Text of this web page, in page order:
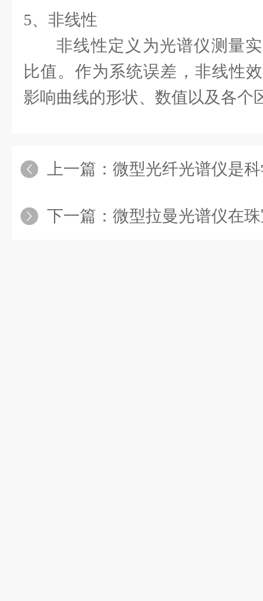
5、非线性
非线性定义为光谱仪测量
比值。作为系统误差，非线性
影响曲线的形状、数值以及各个
上一篇： 微型光纤光谱仪是科
下一篇： 微型拉曼光谱仪在珠宝